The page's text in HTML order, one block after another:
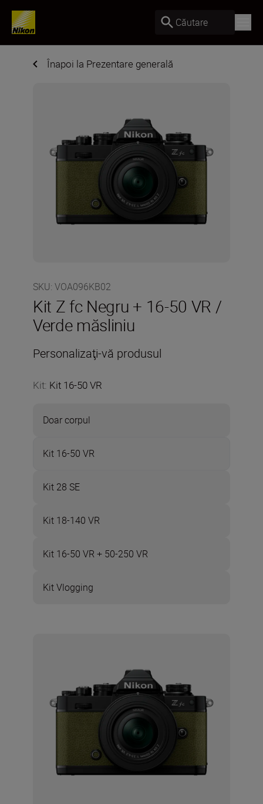
Căutare
Înapoi la Prezentare generală
SKU: VOA096KB02
Kit Z fc Negru + 16-50 VR /
Verde măsliniu
Personalizaţi-vă produsul
Kit: Kit 16-50 VR
Doar corpul
Kit 16-50 VR
Kit 28 SE
Kit 18-140 VR
Kit 16-50 VR + 50-250 VR
Kit Vlogging